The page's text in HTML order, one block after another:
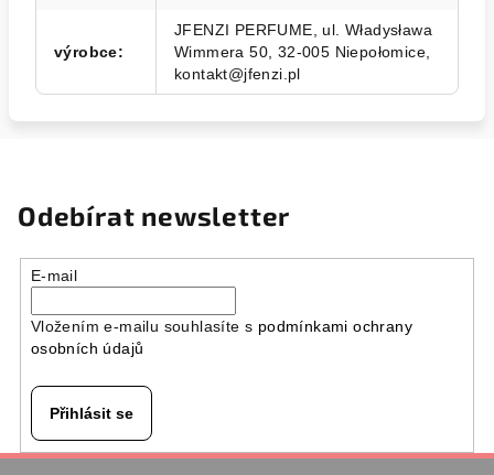
výrobce:
JFENZI PERFUME, ul. Władysława
Wimmera 50, 32-005 Niepołomice,
kontakt@jfenzi.pl
Odebírat newsletter
E-mail
Vložením e-mailu souhlasíte s podmínkami ochrany
osobních údajů
Přihlásit se